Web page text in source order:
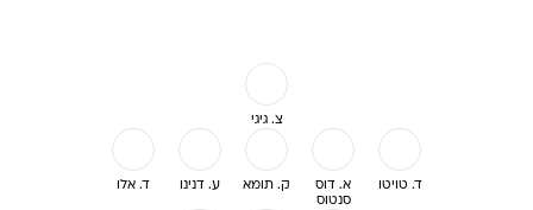
צ. גיגי
ד. אלו ע. דנינו ק. תומא
א. דוס
סנטוס
ד. טויטו